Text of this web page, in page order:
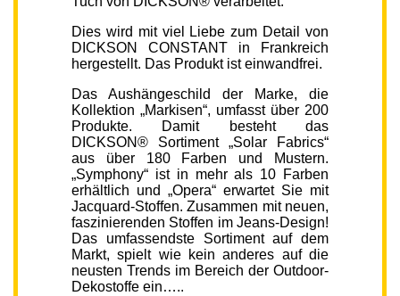
Dies wird mit viel Liebe zum Detail von
DICKSON CONSTANT in Frankreich
hergestellt. Das Produkt ist einwandfrei.
Das Aushängeschild der Marke, die
Kollektion „Markisen“, umfasst über 200
Produkte. Damit besteht das
DICKSON® Sortiment „Solar Fabrics“
aus über 180 Farben und Mustern.
„Symphony“ ist in mehr als 10 Farben
erhältlich und „Opera“ erwartet Sie mit
Jacquard-Stoffen. Zusammen mit neuen,
faszinierenden Stoffen im Jeans-Design!
Das umfassendste Sortiment auf dem
Markt, spielt wie kein anderes auf die
neusten Trends im Bereich der Outdoor-
Dekostoffe ein…..